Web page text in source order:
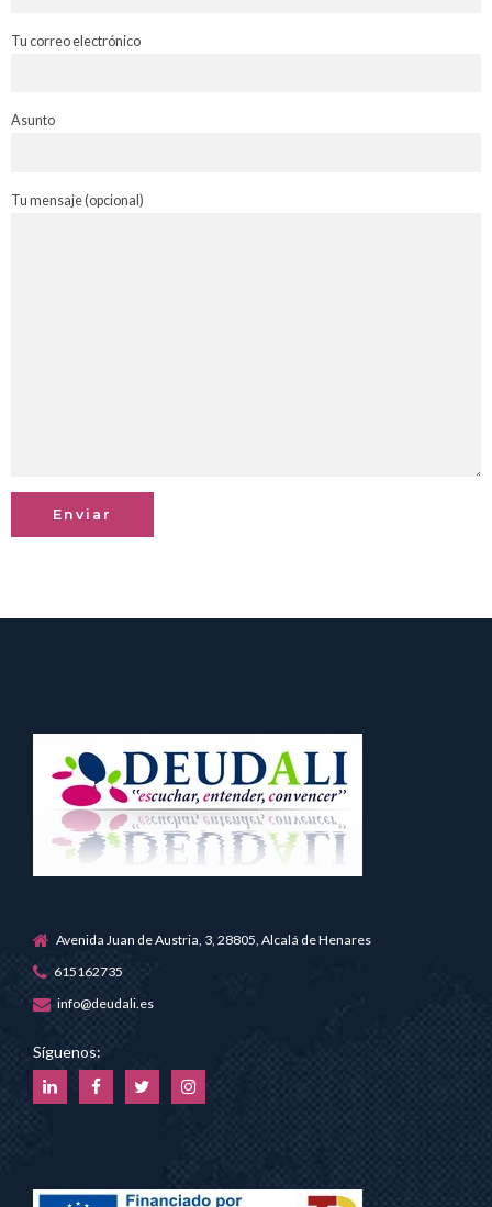
Tu correo electrónico
Asunto
Tu mensaje (opcional)
Avenida Juan de Austria, 3, 28805, Alcalá de Henares
615162735
info@deudali.es
Síguenos: